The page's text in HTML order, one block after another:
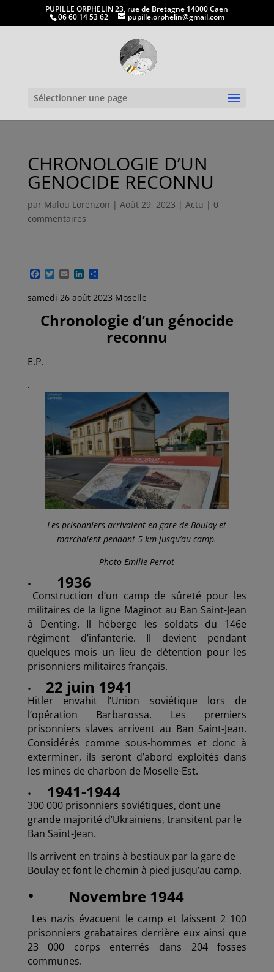
PUPILLE ORPHELIN 23, rue de Bretagne 14000 Caen
06 60 14 53 62 pupille.orphelin@gmail.com
Sélectionner une page
CHRONOLOGIE D’UN
GENOCIDE RECONNU
par Malou Lorenzon | Août 29, 2023 | Actu | 0
commentaires
F
c
e
b
o
T
i
t
e
E
a
i
L
n
k
d
P
r
t
g
samedi 26 août 2023 Moselle
Chronologie d’un génocide
reconnu
E.P.
.
Les prisonniers arrivaient en gare de Boulay et
marchaient pendant 5 km jusqu’au camp.
Photo Emilie Perrot
• 1936
Construction d’un camp de sûreté pour les
militaires de la ligne Maginot au Ban Saint-Jean
à Denting. Il héberge les soldats du 146e
régiment d’infanterie. Il devient pendant
quelques mois un lieu de détention pour les
prisonniers militaires français.
• 22 juin 1941
Hitler envahit l’Union soviétique lors de
l’opération Barbarossa. Les premiers
prisonniers slaves arrivent au Ban Saint-Jean.
Considérés comme sous-hommes et donc à
exterminer, ils seront d’abord exploités dans
les mines de charbon de Moselle-Est.
•
1941-1944
300 000 prisonniers soviétiques, dont une
grande majorité d’Ukrainiens, transitent par le
Ban Saint-Jean.
Ils arrivent en trains à bestiaux par la gare de
Boulay et font le chemin à pied jusqu’au camp.
• Novembre 1944
Les nazis évacuent le camp et laissent 2 100
prisonniers grabataires derrière eux ainsi que
23 000 corps enterrés dans 204 fosses
communes.